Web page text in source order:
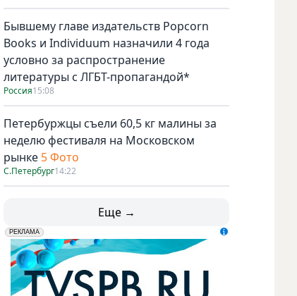
Бывшему главе издательств Popcorn
Books и Individuum назначили 4 года
условно за распространение
литературы с ЛГБТ-пропагандой*
Россия15:08
Петербуржцы съели 60,5 кг малины за
неделю фестиваля на Московском
рынке 5 Фото
С.Петербург14:22
Еще →
erid: LdtCK5udn
РЕКЛАМА
АО "ГАТР", ИНН: 7841320717